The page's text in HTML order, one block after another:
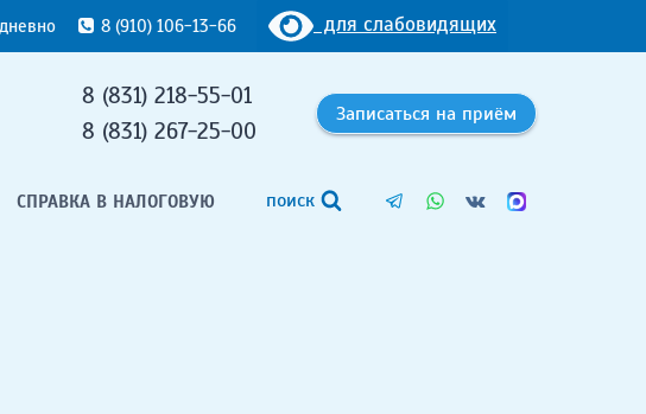
8 (910) 106-13-66 для слабовидящих
8 (831) 218-55-01
8 (831) 267-25-00
Записаться на приём
СПРАВКА В НАЛОГОВУЮ поиск